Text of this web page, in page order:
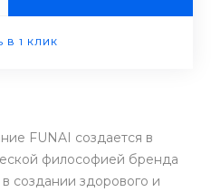
В 1 КЛИК
FUNAI создается в
философией бренда
создании здорового и